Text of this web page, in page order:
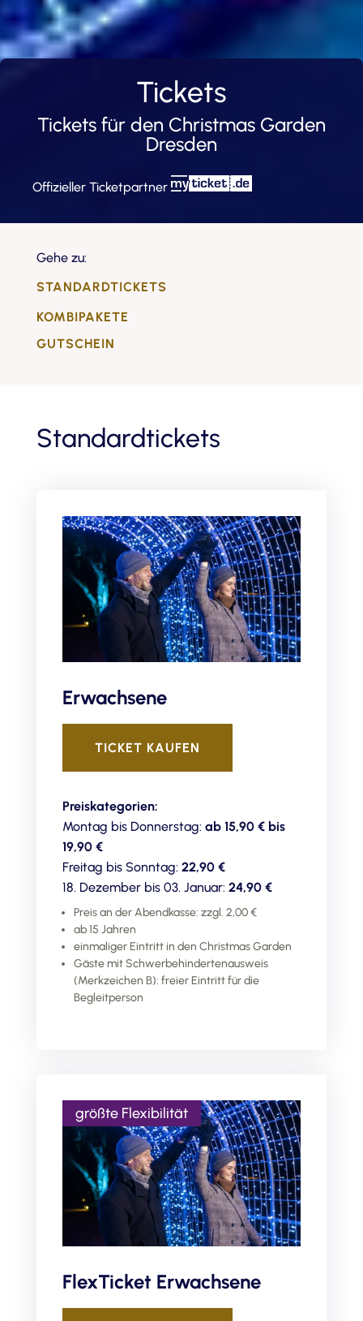
Tickets
Tickets für den Christmas Garden
Dresden
Offizieller Ticketpartner
Gehe zu:
STANDARDTICKETS
KOMBIPAKETE
GUTSCHEIN
Standardtickets
Erwachsene
TICKET KAUFEN
Preiskategorien:
Montag bis Donnerstag: ab 15,90 € bis
19,90 €
Freitag bis Sonntag: 22,90 €
18. Dezember bis 03. Januar: 24,90 €
Preis an der Abendkasse: zzgl. 2,00 €
ab 15 Jahren
einmaliger Eintritt in den Christmas Garden
Gäste mit Schwerbehindertenausweis
(Merkzeichen B): freier Eintritt für die
Begleitperson
FlexTicket Erwachsene